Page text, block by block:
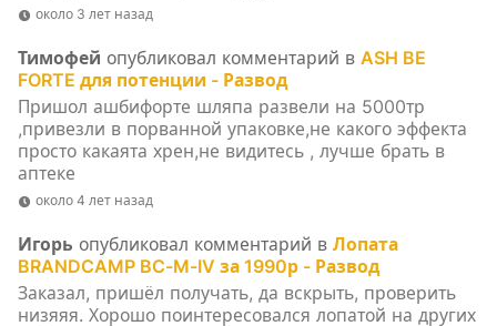
около 3 лет назад
Тимофей опубликовал комментарий вASH BE
FORTE для потенции - Развод
Пришол ашбифорте шляпа развели на 5000тр
,привезли в порванной упаковке,не какого эффекта
просто какаята хрен,не видитесь , лучше брать в
аптеке
около 4 лет назад
Игорь опубликовал комментарий вЛопата
BRANDCAMP BC-M-IV за 1990р - Развод
Заказал, пришёл получать, да вскрыть, проверить
низяяя. Хорошо поинтересовался лопатой на других